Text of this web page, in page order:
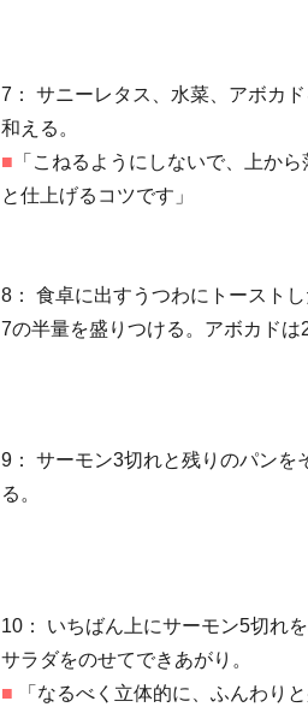
7：
サニーレタス、水菜、アボカ
和える。
■ 「こねるようにしないで、上か
と仕上げるコツです」
8：
食卓に出すうつわにトースト
7の半量を盛りつける。アボカドは
9：
サーモン3切れと残りのパンを
る。
10：
いちばん上にサーモン5切れ
サラダをのせてできあがり。
■ 「なるべく立体的に、ふんわり